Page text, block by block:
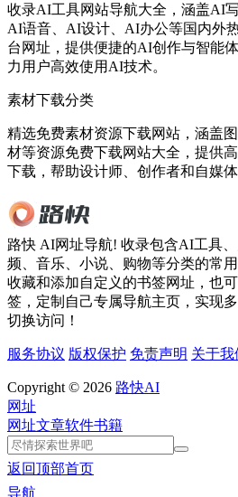
收录AI工具网站导航大全，涵盖AI
AI语音、AI设计、AI办公等国内外
台网址，提供便捷的AI创作与智能
力用户高效使用AI技术。
素材下载分类
精选免费素材资源下载网站，涵盖
材等资源免费下载网站大全，提供
下载，帮助设计师、创作者和自媒
路快 AI网址导航! 收录包含AI工具
频、音乐、小说、购物等分类的常
收藏和添加自定义的书签网址，也
签，定制自己专属导航主页，实现
切换访问！
服务协议 版权保护 免责声明 关于我
Copyright © 2026 路快AI
网址
网址文章软件书籍
返回顶部首页
导航